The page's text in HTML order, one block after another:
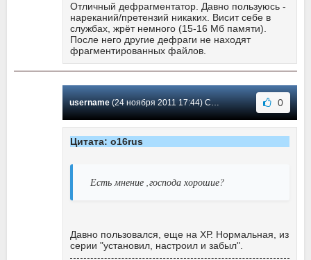
Отличный дефрагментатор. Давно пользуюсь -
нареканий/претензий никаких. Висит себе в
службах, жрёт немного (15-16 Мб памяти).
После него другие дефраги не находят
фрагментированных файлов.
username(24 ноября 2011 17:44) Сообщение #2 0
Цитата: o16rus
Есть мнение ,господа хорошие?
Давно пользовался, еще на ХР. Нормальная, из
серии "установил, настроил и забыл".